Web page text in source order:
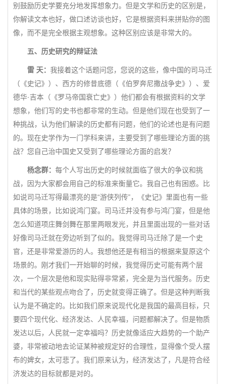
别鼓励历史学要充分地发挥想象力。但是文学和历史的区别是，
你解读文本也好，做口述访谈也好，它是根据资料来拼贴你的图
像，而不是完全根据主观想象。这种区别应该是非常大的。
五、历史研究的辩证法
雷 天： 我接着这个话题问您，您说的这些，像中国的司马迁
（《史记》）、西方的修昔底德（《伯罗奔尼撒战争史》）、爱
德华·吉本（《罗马帝国衰亡史》）他们都会有根据资料的文学
想象，他们写的史书也都非常的生动。但是他们现在也受到了一
种挑战，认为他们解读的历史都有问题，他们的论述也是有问题
的。现在史学作为一门学科来讲，主要受到了哪些理论方面的挑
战？您自己治中国史又受到了哪些理论方面的启发？
杨念群： 每个人写出历史的时候就面临了很大的争议和挑
战，因为大家都会用自己的标准来衡量它。我自己也有困惑。比
如说司马迁写得最漂亮的是“游侠列传”，《史记》里面也有一些
具体的场景，比如说鸿门宴。司马迁并没有参与鸿门宴，但是他
怎么知道项庄舞剑舞在那里两眼发光，并且里面出现的一些对话
好像司马迁就在旁边听到了似的。我觉得司马迁除了是一个史
官，还是非常爱游历的人。我想他还是有相当的根据来复原这个
场景的。刚才我们一开始聊的时候，我觉得历史可能有两个层
次，一个层次是他和现实贴得非常紧，完全是为当代服务。历史
和当代的某些观点吻合了，历史就变得正确了。但是这种判断我
认为是不确定的。比如我们原来说现代化是我国的最高目标，只
要四个现代化、经济发达、人民幸福，问题都解决了。但是物质
发达以后，人民就一定幸福吗？历史就像适应大趋势的一个助产
婆，非常被动地去论证某种被规定好的合理性，显得像个受人摆
布的婢女，太可悲了。我们原来认为，经济发达了，凡是符合经
济发达的目标就都是对的。